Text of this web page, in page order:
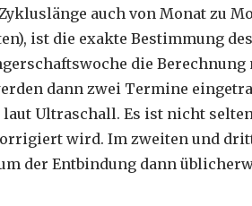
auch von Monat zu
ist die exakte Bestimmung
die
dann zwei Termine
Ultraschall. Es ist nicht
wird. Im zweiten und
der Entbindung dann